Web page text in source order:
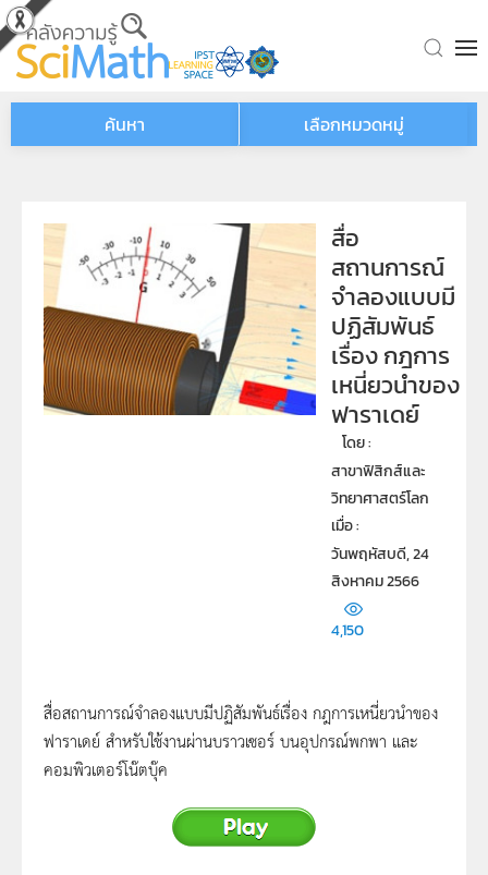
Skip to main content
ค้นหา เลือกหมวดหมู่
สื่อ
สถานการณ์
จำลองแบบมี
ปฏิสัมพันธ์
เรื่อง กฎการ
เหนี่ยวนำของ
ฟาราเดย์
โดย :
สาขาฟิสิกส์และ
วิทยาศาสตร์โลก
เมื่อ :
วันพฤหัสบดี, 24
สิงหาคม 2566
4,150
สื่อสถานการณ์จำลองแบบมีปฏิสัมพันธ์เรื่อง กฎการเหนี่ยวนำของ
ฟาราเดย์ สำหรับใช้งานผ่านบราวเซอร์ บนอุปกรณ์พกพา และ
คอมพิวเตอร์โน๊ตบุ๊ค